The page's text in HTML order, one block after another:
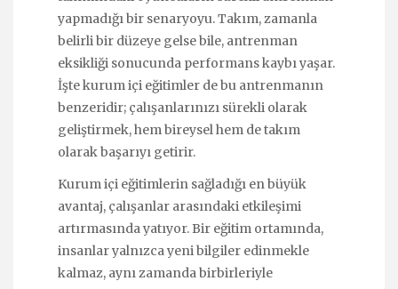
yapmadığı bir senaryoyu. Takım, zamanla
belirli bir düzeye gelse bile, antrenman
eksikliği sonucunda performans kaybı yaşar.
İşte kurum içi eğitimler de bu antrenmanın
benzeridir; çalışanlarınızı sürekli olarak
geliştirmek, hem bireysel hem de takım
olarak başarıyı getirir.
Kurum içi eğitimlerin sağladığı en büyük
avantaj, çalışanlar arasındaki etkileşimi
artırmasında yatıyor. Bir eğitim ortamında,
insanlar yalnızca yeni bilgiler edinmekle
kalmaz, aynı zamanda birbirleriyle